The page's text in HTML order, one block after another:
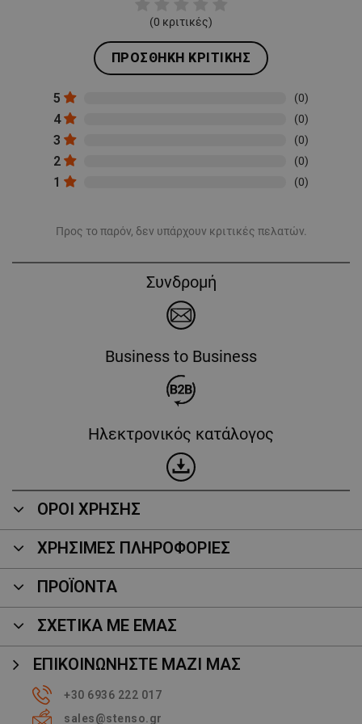
(0 κριτικές)
ΠΡΟΣΘΉΚΗ ΚΡΙΤΙΚΉΣ
5 (0)
4 (0)
3 (0)
2 (0)
1 (0)
Προς το παρόν, δεν υπάρχουν κριτικές πελατών.
Συνδρομή
Business to Business
Ηλεκτρονικός κατάλογος
ΟΡΟΙ ΧΡΗΣΗΣ
ΧΡΗΣΙΜΕΣ ΠΛΗΡΟΦΟΡΙΕΣ
ΠΡΟΪΌΝΤΑ
ΣΧΕΤΙΚΑ ΜΕ ΕΜΑΣ
ΕΠΙΚΟΙΝΩΝΉΣΤΕ ΜΑΖΊ ΜΑΣ
+30 6936 222 017
sales@stenso.gr